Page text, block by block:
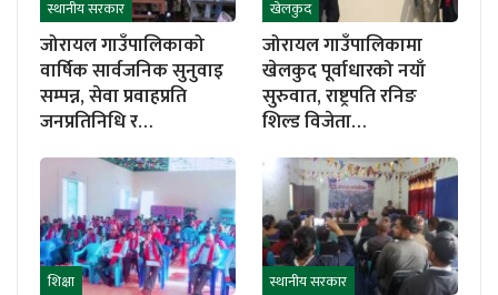
स्थानीय सरकार
जोरायल गाउँपालिकाको
वार्षिक सार्वजनिक सुनुवाइ
सम्पन्न, सेवा प्रवाहप्रति
जनप्रतिनिधि र…
खेलकुद
जोरायल गाउँपालिकामा
खेलकुद पूर्वाधारको नयाँ
सुरुवात, राष्ट्रपति रनिङ
शिल्ड विजेता…
शिक्षा स्थानीय सरकार